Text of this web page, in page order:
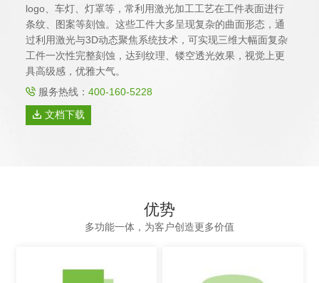
logo、车灯、灯罩等，常利用激光加工工艺在工件表面进行
条纹、图案等刻蚀。这些工件大多呈现复杂的曲面形态，通
过利用激光与3D动态聚焦系统技术，可实现三维大幅面复杂
工件一次性完整刻蚀，达到纹理、镂空透光效果，视觉上更
具高级感，优雅大气。
服务热线：400-160-5228
文档下载
优势
多功能一体，为客户创造更多价值